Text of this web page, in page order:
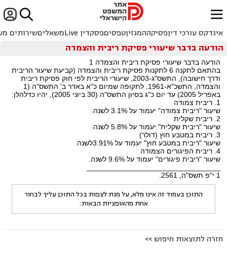

ﱐ
אינדקס עורכי דיןפסיקההמגזיןטפסיםפסקדין Live משאליםשירותים
הודעה בדבר שיעורי פסיקת ריבית והצמדה
הודעה בדבר שיעורי פסיקת ריבית והצמדה 1
בהתאם לתקנה 6 לתקנות פסיקת ריבית והצמדה (קביעת שיעור הריבית
ודרך חישובה), התשס"ג-2003, שיעורי הריבית לפי חוק פסיקת ריבית
והצמדה, התשכ"א-1961, לתקופה שמיום כ"א באדר ב' התשס"ה (1
באפריל 2005) עד יום כ"ג בסיון התשס"ה (30 ביוני 2005), יהיו כדלהלן:
1. ריבית צמודה
שיעור "ריבית צמודה" יעמוד על 3.1% לשנה.
2. ריבית שקלית
שיעור "ריבית שקלית" יעמוד על 5.8% לשנה.
3. ריבית במטבע חוץ (דולר)
שיעור "ריבית במטבע חוץ" יעמוד על 3.91%לשנה.
4. ריבית הפיגורים הצמודה
שיעור "ריבית פיגורים" יעמוד על 9.6% לשנה.
1 י"פ תשס"ה, 2561.
התוכן בעמוד זה אינו מלא, על מנת לצפות בכל התוכן עליך לבחור
אחת מהאופציות הבאות:
חזרה לתוצאות חיפוש >>